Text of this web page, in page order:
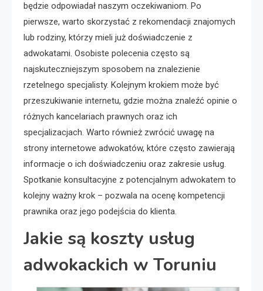
będzie odpowiadał naszym oczekiwaniom. Po
pierwsze, warto skorzystać z rekomendacji znajomych
lub rodziny, którzy mieli już doświadczenie z
adwokatami. Osobiste polecenia często są
najskuteczniejszym sposobem na znalezienie
rzetelnego specjalisty. Kolejnym krokiem może być
przeszukiwanie internetu, gdzie można znaleźć opinie o
różnych kancelariach prawnych oraz ich
specjalizacjach. Warto również zwrócić uwagę na
strony internetowe adwokatów, które często zawierają
informacje o ich doświadczeniu oraz zakresie usług.
Spotkanie konsultacyjne z potencjalnym adwokatem to
kolejny ważny krok – pozwala na ocenę kompetencji
prawnika oraz jego podejścia do klienta.
Jakie są koszty usług
adwokackich w Toruniu